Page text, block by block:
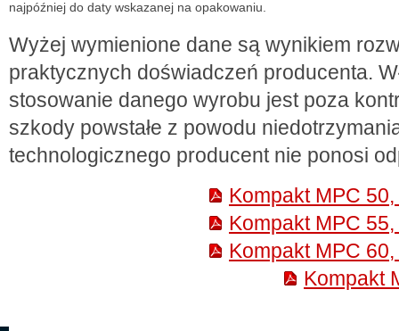
najpóźniej do daty wskazanej na opakowaniu.
Wyżej wymienione dane są wynikiem
praktycznych doświadczeń producenta.
stosowanie danego wyrobu jest poza
szkody powstałe z powodu
technologicznego producent nie ponosi
Kompakt MPC
Kompakt MPC
Kompakt MPC
Kompakt